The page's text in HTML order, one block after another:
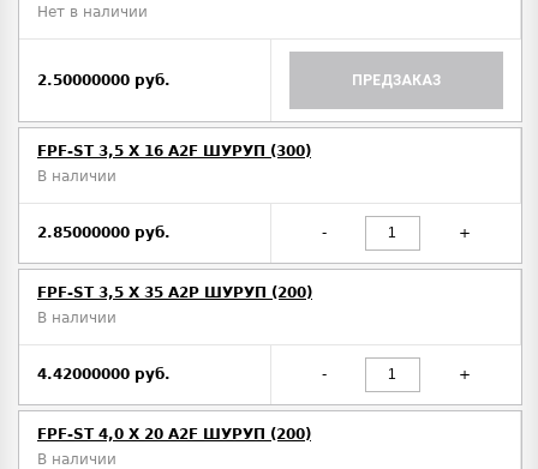
Нет в наличии
2.50000000 руб. ПРЕДЗАКАЗ
FPF-ST 3,5 X 16 A2F ШУРУП (300)
В наличии
2.85000000 руб. - +
FPF-ST 3,5 X 35 A2P ШУРУП (200)
В наличии
4.42000000 руб. - +
FPF-ST 4,0 X 20 A2F ШУРУП (200)
В наличии